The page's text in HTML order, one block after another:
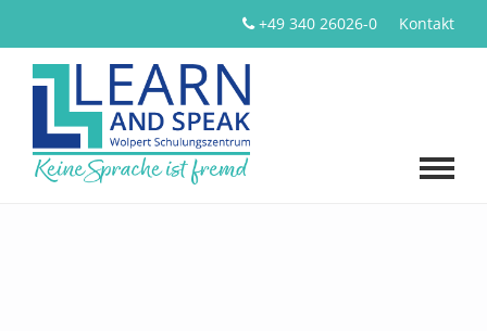
+49 340 26026-0 Kontakt